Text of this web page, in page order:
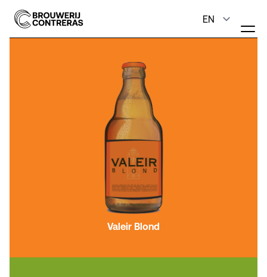
Valeir Blond